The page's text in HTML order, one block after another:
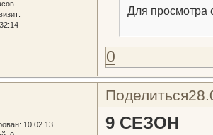
Для просмотра
0
Поделиться
: 10.02.13
9 СЕЗОН